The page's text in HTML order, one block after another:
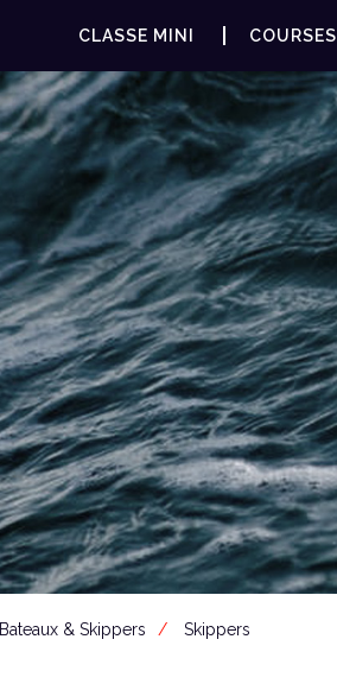
CLASSE MINI COURSES
Bateaux & Skippers Skippers